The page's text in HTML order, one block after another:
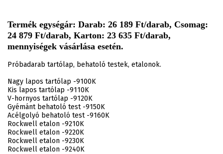
Termék egységár: Darab: 26 189 Ft/darab, Csomag:
24 879 Ft/darab, Karton: 23 635 Ft/darab,
mennyiségek vásárlása esetén.
Próbadarab tartólap, behatoló testek, etalonok.
Nagy lapos tartólap -9100K
Kis lapos tartólap -9110K
V-hornyos tartólap -9120K
Gyémánt behatoló test -9150K
Acélgolyó behatoló test -9160K
Rockwell etalon -9210K
Rockwell etalon -9220K
Rockwell etalon -9230K
Rockwell etalon -9240K